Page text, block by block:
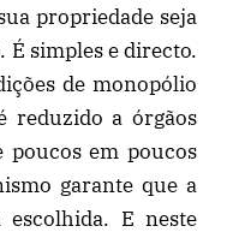
propriedade seja
simples e directo.
de monopólio
reduzido a órgãos
poucos em poucos
garante que a
escolhida. E neste